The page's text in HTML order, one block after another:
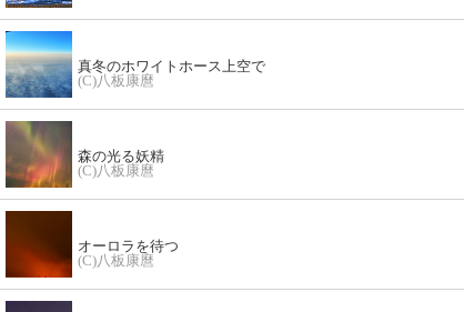
真冬のホワイトホース上空で
(C)八板康麿
森の光る妖精
(C)八板康麿
オーロラを待つ
(C)八板康麿